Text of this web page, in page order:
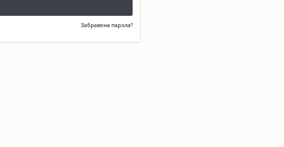
Забравена парола?